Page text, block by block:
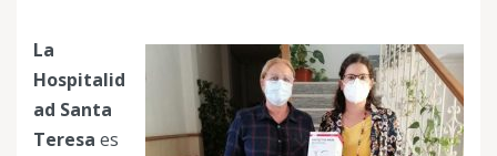
La
Hospitalid
ad Santa
Teresa es